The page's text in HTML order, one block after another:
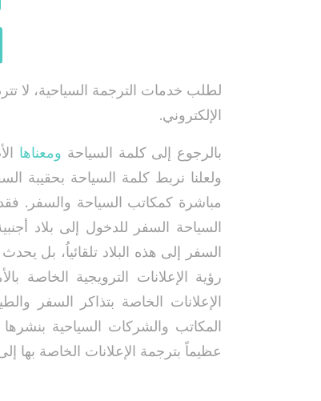
لطلب خدمات الترجمة السياحية، لا
الإلكتروني.
بالرجوع إلى كلمة السياحة ومعناها
ولعلنا نربط كلمة السياحة بحقيبة
مباشرة كمكاتب السياحة والسفر.
السياحة السفر للدخول إلى بلاد
السفر إلى هذه البلاد تلقائياُ، بل
رؤية الإعلانات الترويجية الخاصة
الإعلانات الخاصة بتذاكر السفر
المكاتب والشركات السياحية
عظيماً بترجمة الإعلانات الخاصة بها